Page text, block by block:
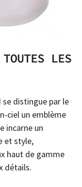
LES
se distingue par le
ciel un emblème
incarne un
et style,
haut de gamme
détails.